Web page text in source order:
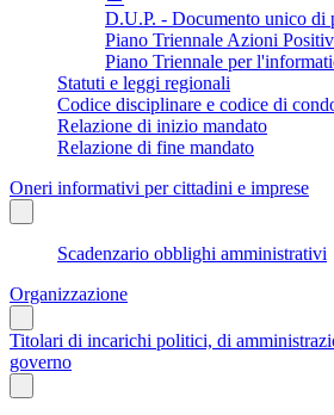
D.U.P. - Documento unico di
Piano Triennale Azioni
Piano Triennale per
Statuti e leggi regionali
Codice disciplinare e codice di
Relazione di inizio mandato
Relazione di fine mandato
Oneri informativi per cittadini e imprese
Scadenzario obblighi amministrativi
Organizzazione
Titolari di incarichi politici, di
governo